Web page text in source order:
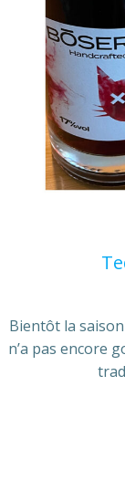
Bientôt la
n’a pas encore